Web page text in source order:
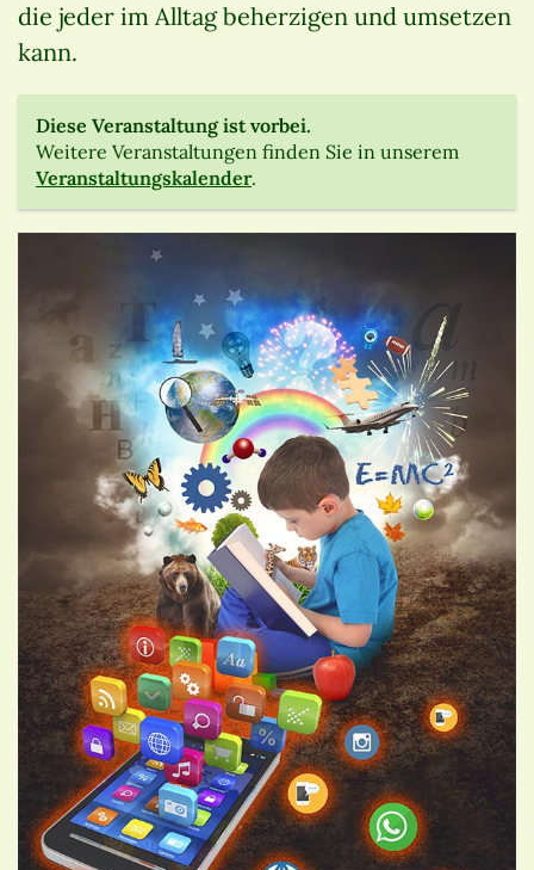
die jeder im Alltag beherzigen und umsetzen
kann.
Diese Veranstaltung ist vorbei.
Weitere Veranstaltungen finden Sie in unserem
Veranstaltungskalender.